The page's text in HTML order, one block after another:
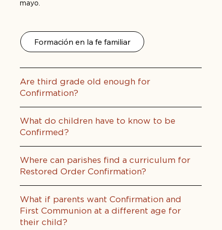
mayo.
Formación en la fe familiar
Are third grade old enough for
Confirmation?
What do children have to know to be
Confirmed?
Where can parishes find a curriculum for
Restored Order Confirmation?
What if parents want Confirmation and
First Communion at a different age for
their child?